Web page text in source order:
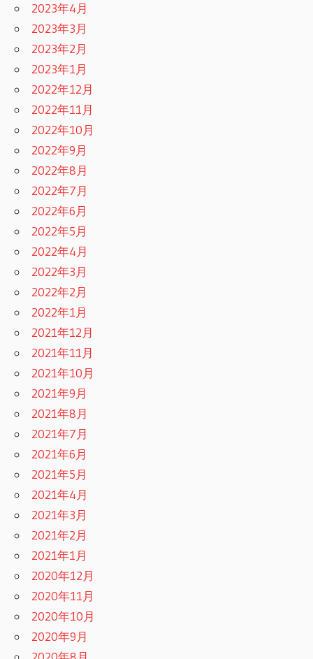
2023年4月
2023年3月
2023年2月
2023年1月
2022年12月
2022年11月
2022年10月
2022年9月
2022年8月
2022年7月
2022年6月
2022年5月
2022年4月
2022年3月
2022年2月
2022年1月
2021年12月
2021年11月
2021年10月
2021年9月
2021年8月
2021年7月
2021年6月
2021年5月
2021年4月
2021年3月
2021年2月
2021年1月
2020年12月
2020年11月
2020年10月
2020年9月